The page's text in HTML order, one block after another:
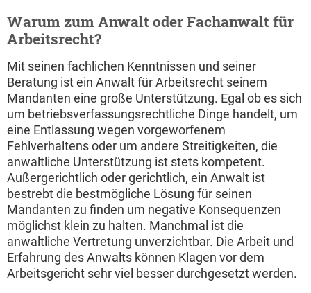
Warum zum Anwalt oder Fachanwalt für
Arbeitsrecht?
Mit seinen fachlichen Kenntnissen und seiner
Beratung ist ein Anwalt für Arbeitsrecht seinem
Mandanten eine große Unterstützung. Egal ob es sich
um betriebsverfassungsrechtliche Dinge handelt, um
eine Entlassung wegen vorgeworfenem
Fehlverhaltens oder um andere Streitigkeiten, die
anwaltliche Unterstützung ist stets kompetent.
Außergerichtlich oder gerichtlich, ein Anwalt ist
bestrebt die bestmögliche Lösung für seinen
Mandanten zu finden um negative Konsequenzen
möglichst klein zu halten. Manchmal ist die
anwaltliche Vertretung unverzichtbar. Die Arbeit und
Erfahrung des Anwalts können Klagen vor dem
Arbeitsgericht sehr viel besser durchgesetzt werden.